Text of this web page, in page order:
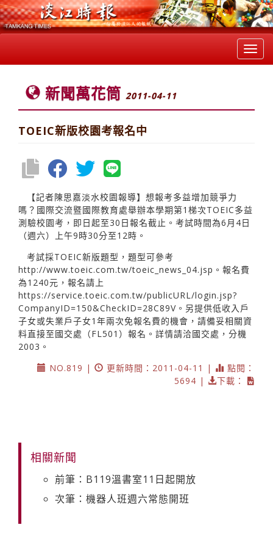
新聞萬花筒 2011-04-11
TOEIC新版校園考報名中
【記者陳思嘉淡水校園報導】想報考多益增加競爭力
嗎？國際交流暨國際教育處舉辦本學期第1梯次TOEIC多益
測驗校園考，即日起至30日報名截止。考試時間為6月4日
（週六）上午9時30分至12時。
考試採TOEIC新版題型，題型可參考
http://www.toeic.com.tw/toeic_news_04.jsp。報名費
為1240元，報名請上
https://service.toeic.com.tw/publicURL/login.jsp?
CompanyID=150&CheckID=28C89V。另提供低收入戶
子女或失業戶子女1年兩次免報名費的機會，請備妥相關資
料直接至國交處（FL501）報名。詳情請洽國交處，分機
2003。
NO.819 |
更新時間：2011-04-11 |
點閱：
5694 |
下載：
相關新聞
前筆：B119溫書室11日起開放
次筆：機器人班週六常態開班